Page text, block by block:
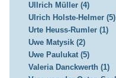
Ullrich Müller (4)
Ulrich Holste-Helmer (5)
Urte Heuss-Rumler (1)
Uwe Matysik (2)
Uwe Paulukat (5)
Valeria Danckwerth (1)